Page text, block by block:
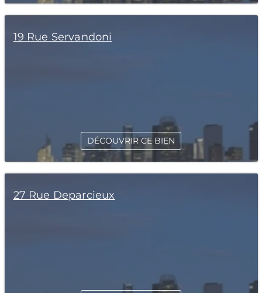
19 Rue Servandoni
DÉCOUVRIR CE BIEN
27 Rue Deparcieux